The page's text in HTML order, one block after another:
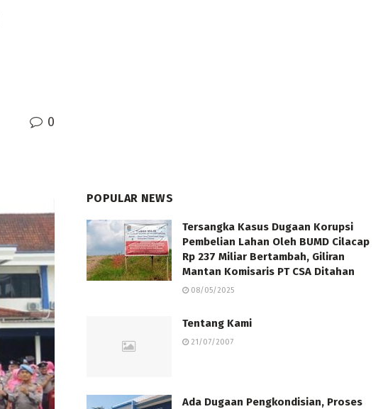
0
POPULAR NEWS
Tersangka Kasus Dugaan Korupsi
Pembelian Lahan Oleh BUMD Cilacap
Rp 237 Miliar Bertambah, Giliran
Mantan Komisaris PT CSA Ditahan
08/05/2025
Tentang Kami
21/07/2007
Ada Dugaan Pengkondisian, Proses